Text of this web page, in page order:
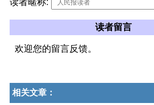
读者留言
欢迎您的留言反馈。
相关文章：